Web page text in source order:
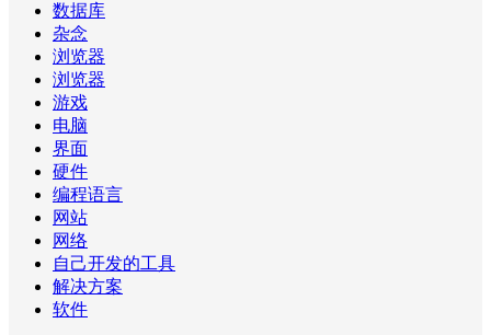
数据库
杂念
浏览器
浏览器
游戏
电脑
界面
硬件
编程语言
网站
网络
自己开发的工具
解决方案
软件